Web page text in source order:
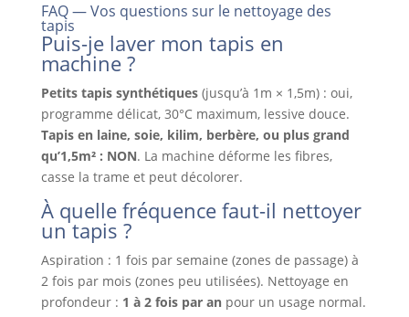
FAQ — Vos questions sur le nettoyage des
tapis
Puis-je laver mon tapis en
machine ?
Petits tapis synthétiques(jusqu’à 1m × 1,5m) : oui,
programme délicat, 30°C maximum, lessive douce.
Tapis en laine, soie, kilim, berbère, ou plus grand
qu’1,5m² : NON. La machine déforme les fibres,
casse la trame et peut décolorer.
À quelle fréquence faut-il nettoyer
un tapis ?
Aspiration : 1 fois par semaine (zones de passage) à
2 fois par mois (zones peu utilisées). Nettoyage en
profondeur : 1 à 2 fois par anpour un usage normal.